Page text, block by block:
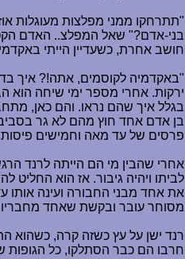
"תתרחקו ממני מפלצות מעוגלות
בני-אדם?" שאל המפלצ.. האדם
חושב אחרת, כשעדיין הייתי
"באקדמיה לקוסמים, אתה!? איך
ירקות. אחרי מספר ימי שיחה הוא
בגלל איך שהם נראו. והם כאן,
בן אדם אחד חוץ מהם לא גר
פרסים של עד מאה וחמישים פיסות
אחרי שהבין מי הם הייתה לרנד
לביתו ויהיה גיבור. אז הוא
את אחד מבני החבורה ועינה אותו
מסוחר עובר ובקשת שאחד
רנד ישן על עץ כשזה קרה, כשהוא
חרבו הם כבר הסתלקו, כל הגופות